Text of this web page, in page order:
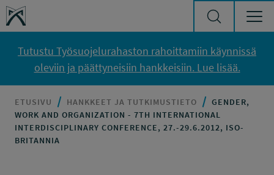
Siirry sisältöön
Työsuojelurahasto
Tutustu Työsuojelurahaston rahoittamiin käynnissä
oleviin ja päättyneisiin hankkeisiin. Lue lisää.
ETUSIVU HANKKEET JA TUTKIMUSTIETO
GENDER,
WORK AND ORGANIZATION - 7TH INTERNATIONAL
INTERDISCIPLINARY CONFERENCE, 27.-29.6.2012, ISO-
BRITANNIA